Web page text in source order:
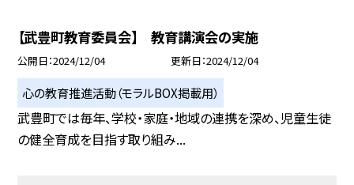
【武豊町教育委員会】 教育講演会の実施
公開日 2024/12/04 更新日 2024/12/04
心の教育推進活動（モラルBOX掲載用）
武豊町では毎年、学校・家庭・地域の連携を深め、児童生徒
の健全育成を目指す取り組み...